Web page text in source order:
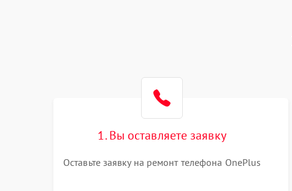
1. Вы оставляете заявку
Оставьте заявку на ремонт телефона OnePlus